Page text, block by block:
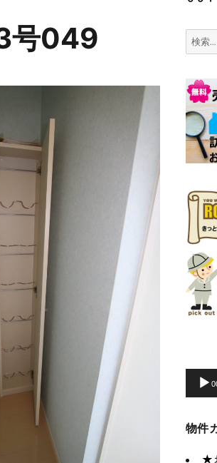
号049
画
レ
ー
ヤ
物件
★